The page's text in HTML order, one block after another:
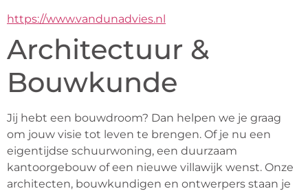
https://www.vandunadvies.nl
Architectuur &
Bouwkunde
Jij hebt een bouwdroom? Dan helpen we je graag
om jouw visie tot leven te brengen. Of je nu een
eigentijdse schuurwoning, een duurzaam
kantoorgebouw of een nieuwe villawijk wenst. Onze
architecten, bouwkundigen en ontwerpers staan je